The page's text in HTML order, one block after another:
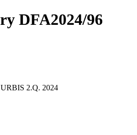
DFA2024/96
2.Q. 2024